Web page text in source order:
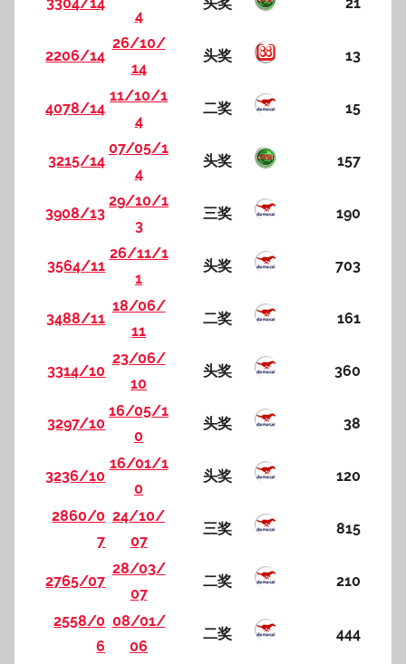
3304/14
4
头奖 21
2206/14
26/10/
14
头奖 13
4078/14
11/10/1
4
二奖 15
3215/14
07/05/1
4
头奖 157
3908/13
29/10/1
3
三奖 190
3564/11
26/11/1
1
头奖 703
3488/11
18/06/
11
二奖 161
3314/10
23/06/
10
头奖 360
3297/10
16/05/1
0
头奖 38
3236/10
16/01/1
0
头奖 120
2860/0
7
24/10/
07
三奖 815
2765/07
28/03/
07
二奖 210
2558/0
6
08/01/
06
二奖 444